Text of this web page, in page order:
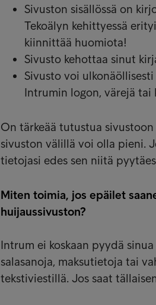
Sivuston sisällössä on
Tekoälyn kehittyessä
kiinnittää huomiota!
Sivusto kehottaa sinut
Sivusto voi
Intrumin logon, värejä
On tärkeää tutustua
sivuston välillä voi olla pieni.
tietojasi edes sen niitä
Miten toimia, jos epäilet
huijaussivuston?
Intrum ei koskaan pyydä
salasanoja, maksutietoja tai
tekstiviestillä. Jos saat